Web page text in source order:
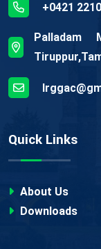
+0421
Palladam
Quick Links
About Us
Downloads